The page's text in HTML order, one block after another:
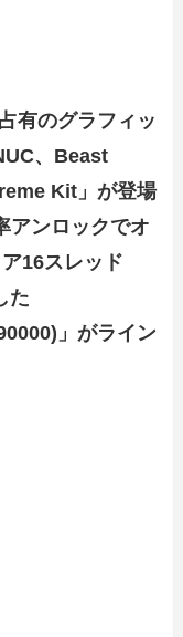
有のグラフィッ
、Beast
Kit」が登場
アンロックでオ
16スレッド
た
」がライン